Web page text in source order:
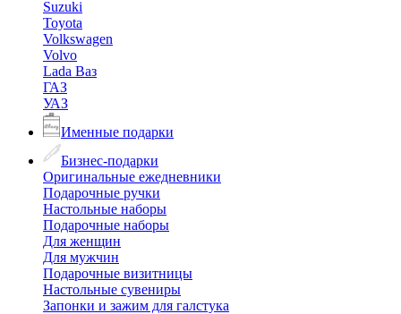
Suzuki
Toyota
Volkswagen
Volvo
Lada Ваз
ГАЗ
УАЗ
Именные подарки
Бизнес-подарки
Оригинальные ежедневники
Подарочные ручки
Настольные наборы
Подарочные наборы
Для женщин
Для мужчин
Подарочные визитницы
Настольные сувениры
Запонки и зажим для галстука